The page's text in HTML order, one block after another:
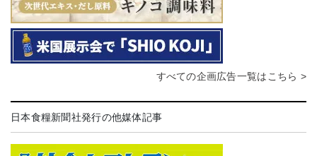
すべての企画広告一覧はこちら >
日本食糧新聞社発行の他媒体記事